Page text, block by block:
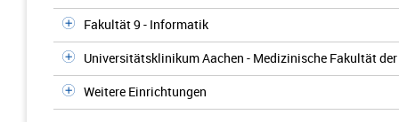
Fakultät 9 - Informatik
Universitätsklinikum Aachen - Medizinische Fakultät der
Weitere Einrichtungen